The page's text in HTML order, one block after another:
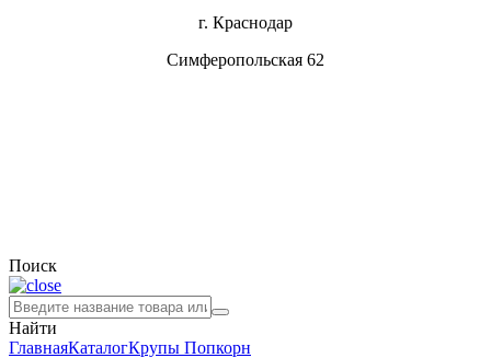
г. Краснодар
Симферопольская 62
Поиск
Найти
ГлавнаяКаталогКрупы Попкорн